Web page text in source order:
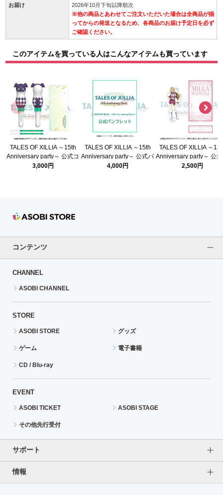
お届け
2026年10月下旬以降順次
※他の商品とあわせてご注文いただいた場合は全商品が揃
ってからの発送となるため、各商品のお届け予定日を必ず
ご確認ください。
このアイテムを買っている人はこんなアイテムも買っています
TALES OF XILLIA ～15th
Anniversary party～ 公式コ
ンサートライト
3,000円
TALES OF XILLIA ～15th
Anniversary party～ 公式パ
ンフレット
4,000円
TALES OF XILLIA ～
Anniversary party～ 公
クリルスタンド(エクシ
2,500円
コンテンツ
CHANNEL
ASOBI CHANNEL
STORE
ASOBI STORE グッズ
ゲーム 電子書籍
CD / Blu-ray
EVENT
ASOBI TICKET ASOBI STAGE
その他先行受付
サポート
よくあるご質問（FAQ）
情報